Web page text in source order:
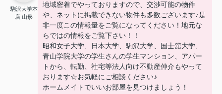
駒沢大学本
店 山形
地域密着でやっておりますので、交渉可能の物件
や、ネットに掲載できない物件も多数ございます♪是
非一度この情報量をご覧になってください！地元な
らではの情報をご覧下さい！！
昭和女子大学、日本大学、駒沢大学、国士舘大学、
青山学院大学の学生さんの学生マンション、アパー
トから、転勤、社宅等法人向け不動産仲介もやって
おります☆お気軽にご相談ください♪
ホームメイトでいいお部屋を見つけましょう！